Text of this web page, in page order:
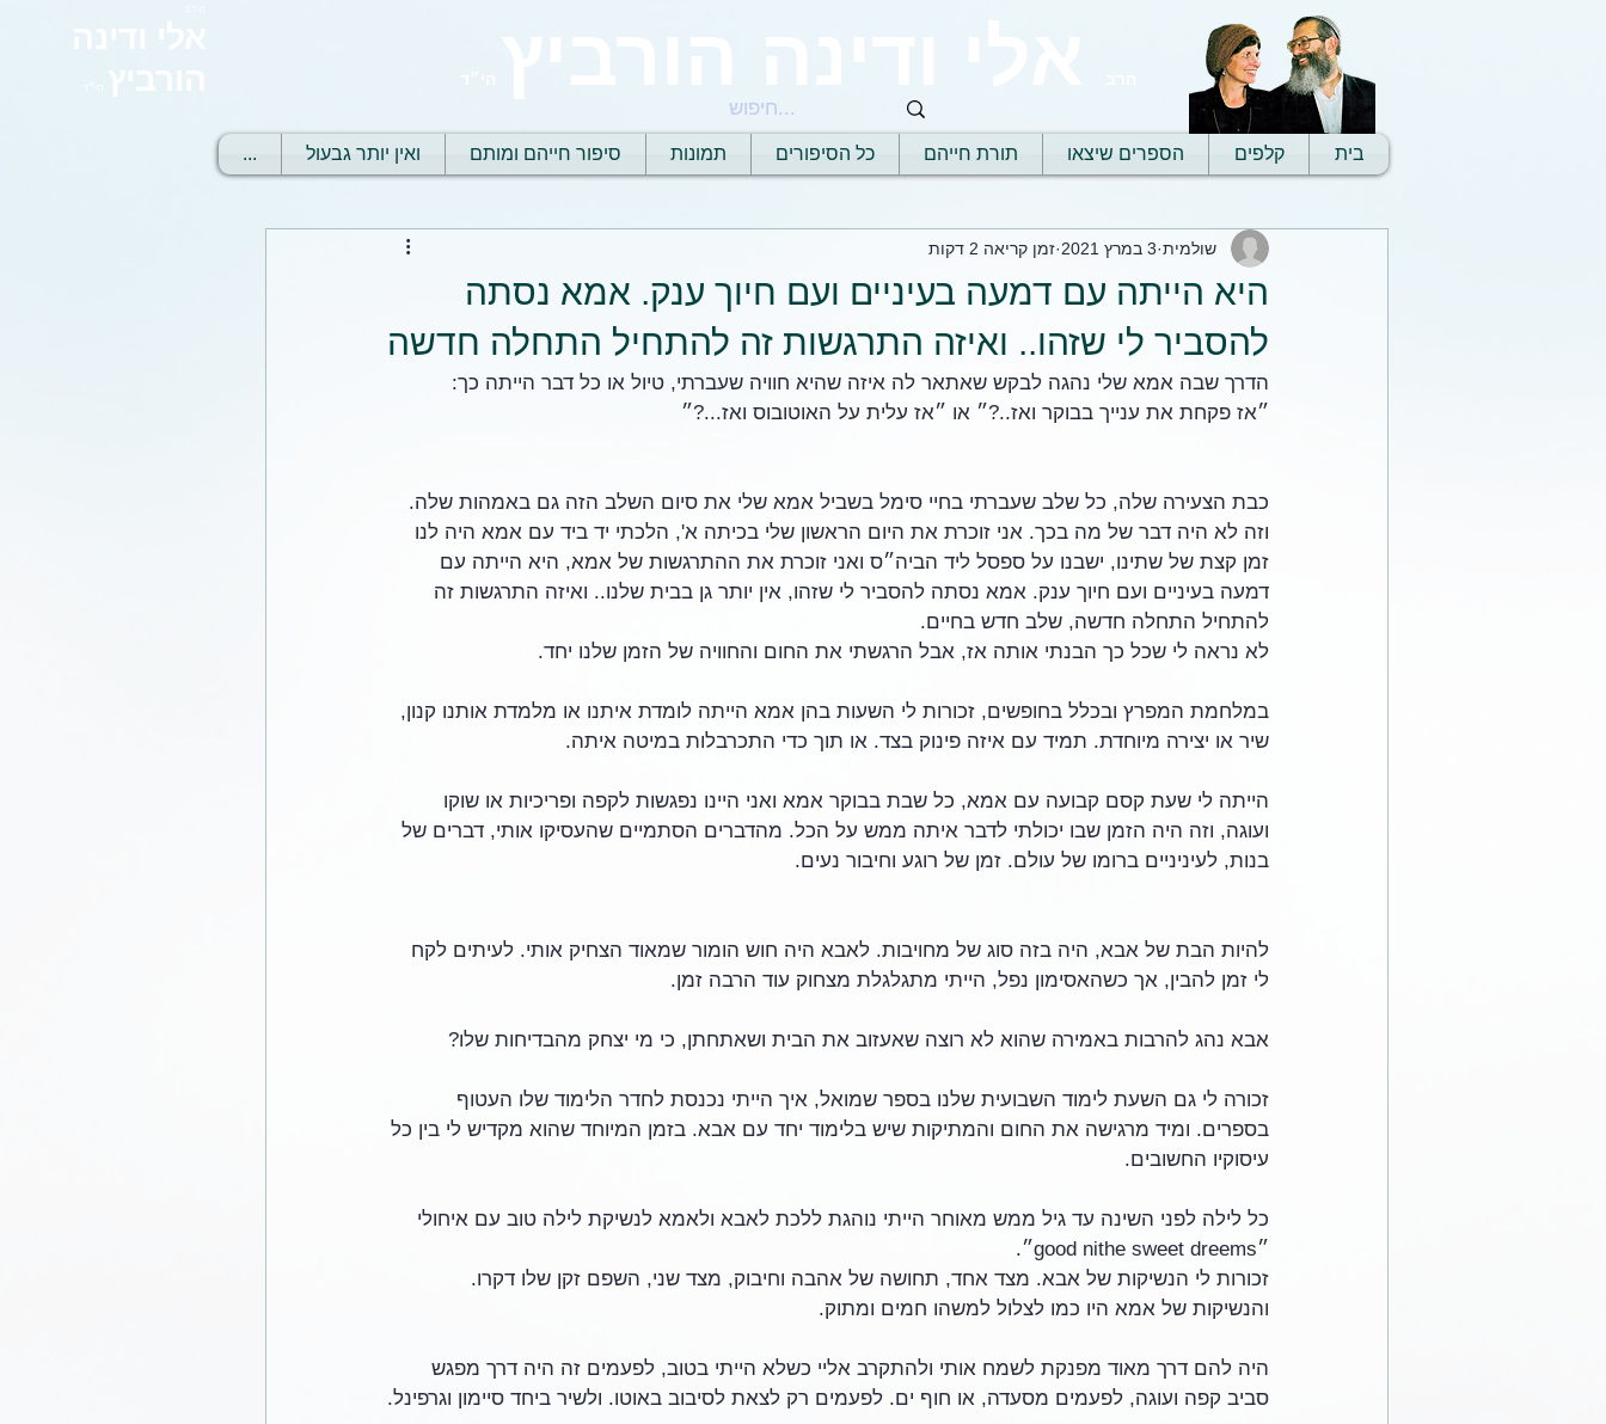
בית קלפים הספרים שיצאו תורת חייהם כל הסיפורים תמונות סיפור חייהם ומותם ואין יותר גבעול ...
היא הייתה עם דמעה בעיניים ועם חיוך ענק. אמא נסתה
להסביר לי שזהו.. ואיזה התרגשות זה להתחיל התחלה חדשה
שולמית 3 במרץ 2021 זמן קריאה 2 דקות
הדרך שבה אמא שלי נהגה לבקש שאתאר לה איזה שהיא חוויה שעברתי, טיול או כל דבר הייתה כך:
״אז פקחת את ענייך בבוקר ואז..?״ או ״אז עלית על האוטובוס ואז...?״
כבת הצעירה שלה, כל שלב שעברתי בחיי סימל בשביל אמא שלי את סיום השלב הזה גם באמהות שלה.
וזה לא היה דבר של מה בכך. אני זוכרת את היום הראשון שלי בכיתה א', הלכתי יד ביד עם אמא היה לנו
זמן קצת של שתינו, ישבנו על ספסל ליד הביה״ס ואני זוכרת את ההתרגשות של אמא, היא הייתה עם
דמעה בעיניים ועם חיוך ענק. אמא נסתה להסביר לי שזהו, אין יותר גן בבית שלנו.. ואיזה התרגשות זה
להתחיל התחלה חדשה, שלב חדש בחיים.
לא נראה לי שכל כך הבנתי אותה אז, אבל הרגשתי את החום והחוויה של הזמן שלנו יחד.
במלחמת המפרץ ובכלל בחופשים, זכורות לי השעות בהן אמא הייתה לומדת איתנו או מלמדת אותנו קנון,
שיר או יצירה מיוחדת. תמיד עם איזה פינוק בצד. או תוך כדי התכרבלות במיטה איתה.
הייתה לי שעת קסם קבועה עם אמא, כל שבת בבוקר אמא ואני היינו נפגשות לקפה ופריכיות או שוקו
ועוגה, וזה היה הזמן שבו יכולתי לדבר איתה ממש על הכל. מהדברים הסתמיים שהעסיקו אותי, דברים של
בנות, לעיניניים ברומו של עולם. זמן של רוגע וחיבור נעים.
להיות הבת של אבא, היה בזה סוג של מחויבות. לאבא היה חוש הומור שמאוד הצחיק אותי. לעיתים לקח
לי זמן להבין, אך כשהאסימון נפל, הייתי מתגלגלת מצחוק עוד הרבה זמן.
אבא נהג להרבות באמירה שהוא לא רוצה שאעזוב את הבית ושאתחתן, כי מי יצחק מהבדיחות שלו?
זכורה לי גם השעת לימוד השבועית שלנו בספר שמואל, איך הייתי נכנסת לחדר הלימוד שלו העטוף
בספרים. ומיד מרגישה את החום והמתיקות שיש בלימוד יחד עם אבא. בזמן המיוחד שהוא מקדיש לי בין כל
עיסוקיו החשובים.
כל לילה לפני השינה עד גיל ממש מאוחר הייתי נוהגת ללכת לאבא ולאמא לנשיקת לילה טוב עם איחולי
״good nithe sweet dreems״.
זכורות לי הנשיקות של אבא. מצד אחד, תחושה של אהבה וחיבוק, מצד שני, השפם זקן שלו דקרו.
והנשיקות של אמא היו כמו לצלול למשהו חמים ומתוק.
היה להם דרך מאוד מפנקת לשמח אותי ולהתקרב אליי כשלא הייתי בטוב, לפעמים זה היה דרך מפגש
סביב קפה ועוגה, לפעמים מסעדה, או חוף ים. לפעמים רק לצאת לסיבוב באוטו. ולשיר ביחד סיימון וגרפינל.